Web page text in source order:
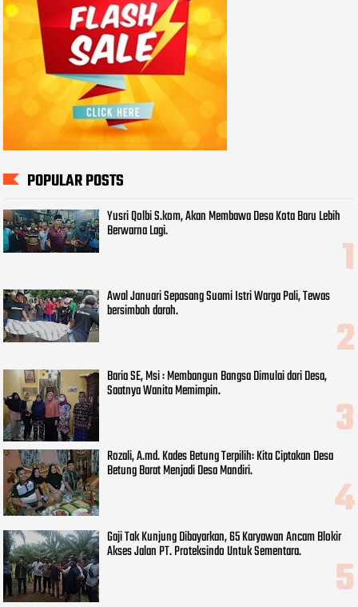
POPULAR POSTS
Yusri Qolbi S.kom, Akan Membawa Desa Kota Baru Lebih
Berwarna Lagi.
Awal Januari Sepasang Suami Istri Warga Pali, Tewas
bersimbah darah.
Baria SE, Msi : Membangun Bangsa Dimulai dari Desa,
Saatnya Wanita Memimpin.
Rozali, A.md. Kades Betung Terpilih: Kita Ciptakan Desa
Betung Barat Menjadi Desa Mandiri.
Gaji Tak Kunjung Dibayarkan, 65 Karyawan Ancam Blokir
Akses Jalan PT. Proteksindo Untuk Sementara.